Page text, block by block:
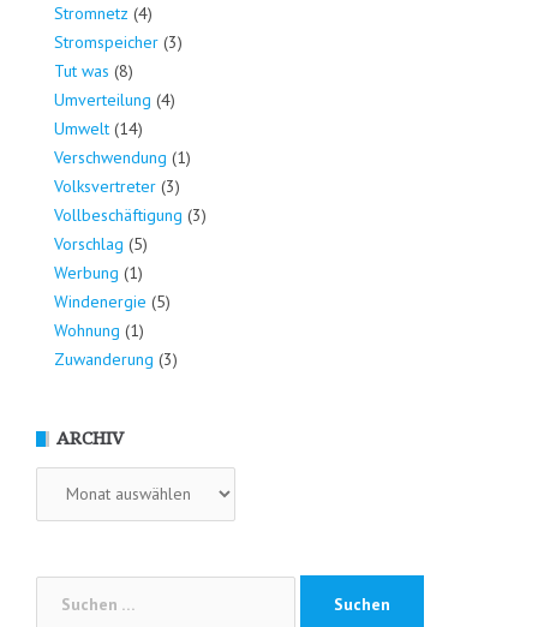
Stromnetz (4)
Stromspeicher (3)
Tut was (8)
Umverteilung (4)
Umwelt (14)
Verschwendung (1)
Volksvertreter (3)
Vollbeschäftigung (3)
Vorschlag (5)
Werbung (1)
Windenergie (5)
Wohnung (1)
Zuwanderung (3)
ARCHIV
nach: